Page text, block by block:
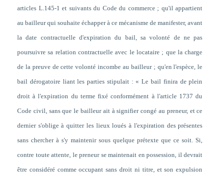
articles L.145-1 et suivants du Code du commerce ; qu'il appartient
au bailleur qui souhaite échapper à ce mécanisme de manifester, avant
la date contractuelle d'expiration du bail, sa volonté de ne pas
poursuivre sa relation contractuelle avec le locataire ; que la charge
de la preuve de cette volonté incombe au bailleur ; qu'en l'espèce, le
bail dérogatoire liant les parties stipulait : « Le bail finira de plein
droit à l'expiration du terme fixé conformément à l'article 1737 du
Code civil, sans que le bailleur ait à signifier congé au preneur, et ce
dernier s'oblige à quitter les lieux loués à l'expiration des présentes
sans chercher à s'y maintenir sous quelque prétexte que ce soit. Si,
contre toute attente, le preneur se maintenait en possession, il devrait
être considéré comme occupant sans droit ni titre, et son expulsion